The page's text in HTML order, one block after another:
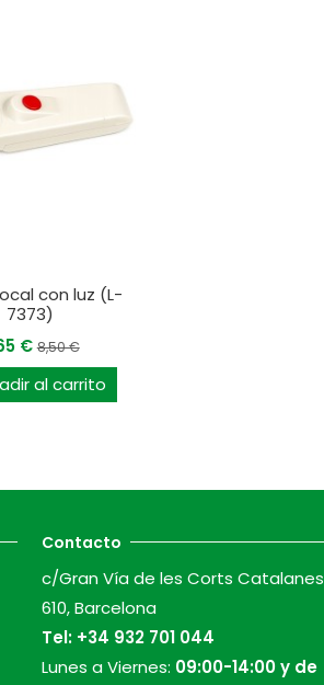
con luz (L-
7373)
€8,50 €
al carrito
Contacto
c/Gran Vía de les Corts Catalanes
610, Barcelona
Tel: +34 932 701 044
Lunes a Viernes: 09:00-14:00 y de